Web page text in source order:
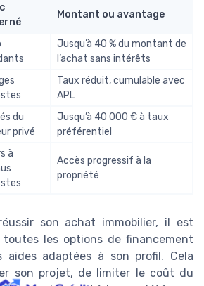
Montant ou avantage
Jusqu’à 40 % du montant de
l’achat sans intérêts
Taux réduit, cumulable avec
APL
du
privé
Jusqu’à 40 000 € à taux
préférentiel
à
Accès progressif à la
propriété
son achat immobilier, il est
toutes les options de financement
adaptées à son profil. Cela
son projet, de limiter le coût du